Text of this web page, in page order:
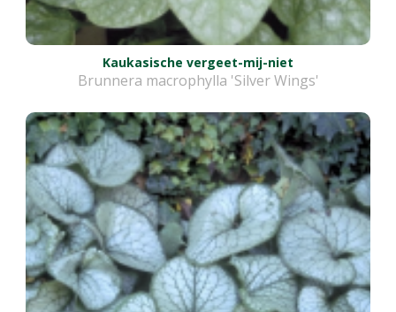
Kaukasische vergeet-mij-niet
Brunnera macrophylla 'Silver Wings'